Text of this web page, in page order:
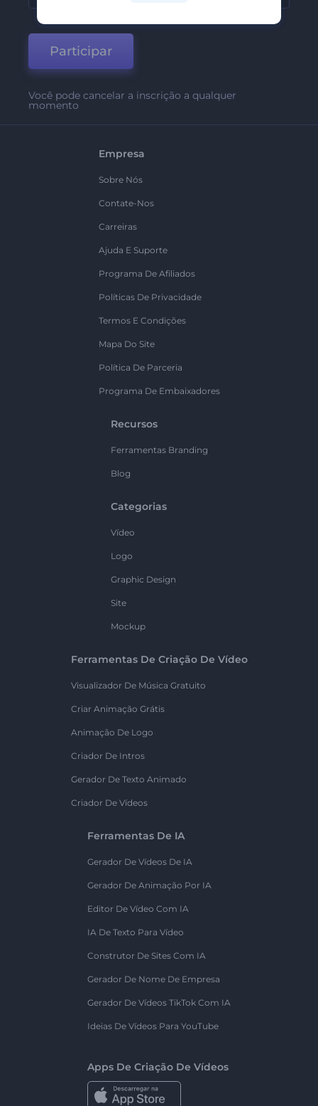
Participar
Você pode cancelar a inscrição a qualquer
momento
Empresa
Sobre Nós
Contate-Nos
Carreiras
Ajuda E Suporte
Programa De Afiliados
Políticas De Privacidade
Termos E Condições
Mapa Do Site
Política De Parceria
Programa De Embaixadores
Recursos
Ferramentas Branding
Blog
Categorias
Vídeo
Logo
Graphic Design
Site
Mockup
Ferramentas De Criação De Vídeo
Visualizador De Música Gratuito
Criar Animação Grátis
Animação De Logo
Criador De Intros
Gerador De Texto Animado
Criador De Vídeos
Ferramentas De IA
Gerador De Vídeos De IA
Gerador De Animação Por IA
Editor De Vídeo Com IA
IA De Texto Para Vídeo
Construtor De Sites Com IA
Gerador De Nome De Empresa
Gerador De Vídeos TikTok Com IA
Ideias De Vídeos Para YouTube
Apps De Criação De Vídeos